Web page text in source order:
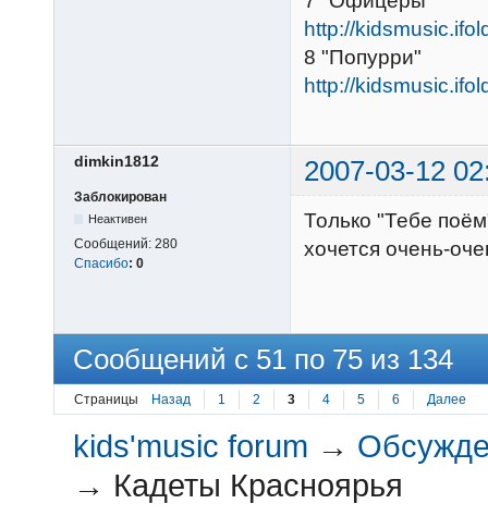
http://
8 "Попурри"
http://
dimkin1812 2007-03-12
Заблокирован
Неактивен
Сообщений: 280
Спасибо: 0
Только "Тебе
хочется очень-
Сообщений с 51 по 75 из 134
Страницы Назад 1 2 3 4 5 6 Далее
kids'music forum →
→ Кадеты Красноярья